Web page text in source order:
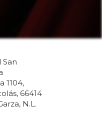
San
1104,
66414
N.L.